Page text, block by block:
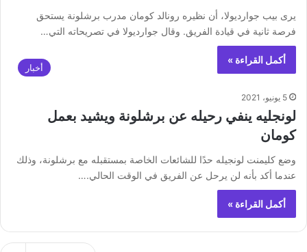
يرى بيب جوارديولا، أن نظيره رونالد كومان مدرب برشلونة يستحق
فرصة ثانية في قيادة الفريق. وقال جوارديولا في تصريحاته التي…
أكمل القراءة »
أخبار
5 يونيو، 2021
لونجليه ينفي رحيله عن برشلونة ويشيد بعمل
كومان
وضع كليمنت لونجيله حدًا للشائعات الخاصة بمستقبله مع برشلونة، وذلك
عندما أكد بأنه لن يرحل عن الفريق في الوقت الحالي.…
أكمل القراءة »